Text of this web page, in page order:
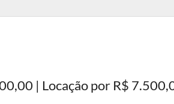
| Locação por R$